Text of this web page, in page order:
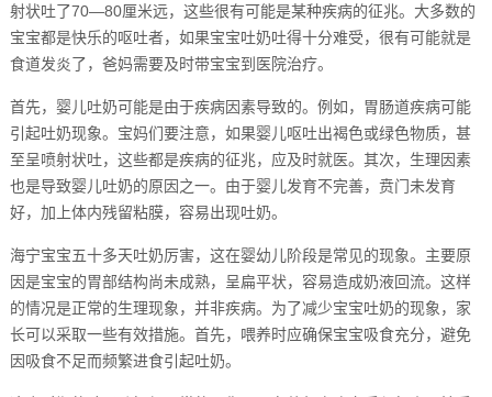
射状吐了70—80厘米远，这些很有可能是某种疾病的征兆。大多数的
宝宝都是快乐的呕吐者，如果宝宝吐奶吐得十分难受，很有可能就是
食道发炎了，爸妈需要及时带宝宝到医院治疗。
首先，婴儿吐奶可能是由于疾病因素导致的。例如，胃肠道疾病可能
引起吐奶现象。宝妈们要注意，如果婴儿呕吐出褐色或绿色物质，甚
至呈喷射状吐，这些都是疾病的征兆，应及时就医。其次，生理因素
也是导致婴儿吐奶的原因之一。由于婴儿发育不完善，贲门未发育
好，加上体内残留粘膜，容易出现吐奶。
海宁宝宝五十多天吐奶厉害，这在婴幼儿阶段是常见的现象。主要原
因是宝宝的胃部结构尚未成熟，呈扁平状，容易造成奶液回流。这样
的情况是正常的生理现象，并非疾病。为了减少宝宝吐奶的现象，家
长可以采取一些有效措施。首先，喂养时应确保宝宝吸食充分，避免
因吸食不足而频繁进食引起吐奶。